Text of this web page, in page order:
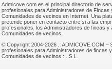
Admicove.com es el principal directorio de
profesionales para Administradores de Fincas
Comunidades de vecinos en Internet. Una
pretende poner en contacto entre si a las
profesionales, los Administradores de fincas y
Comunidades de vecinos.
© Copyright 2004-2026 .: ADMICOVE.COM –
profesionales para Administradores de fincas y
Comunidades de vecinos ::. S.L.